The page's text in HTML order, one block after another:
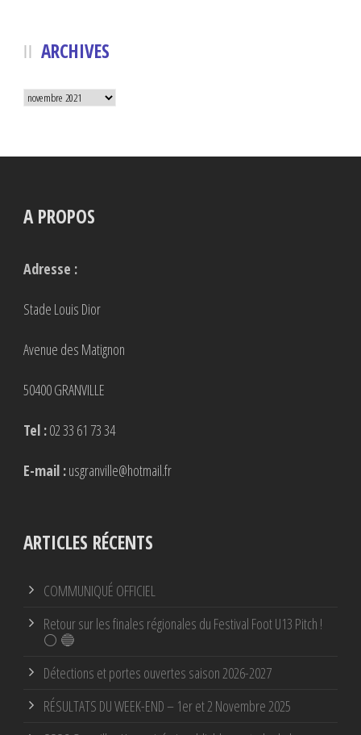
ARCHIVES
Archives
A PROPOS
Adresse :
Stade Louis Dior
Avenue des Matignon
50400 GRANVILLE
Tel :02 33 61 73 34
E-mail :usgranville@hotmail.fr
ARTICLES RÉCENTS
COMMUNIQUÉ OFFICIEL
Retour sur les finales régionales du Festival Foot U13 Pitch !
⚪ 🔵
Détections et portes ouvertes saison 2026-2027
RÉSULTATS DU WEEK-END – 1er et 2 Novembre 2025